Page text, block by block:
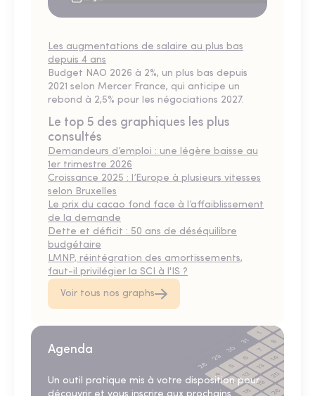
Les augmentations de salaire au plus bas
depuis 4 ans
Budget NAO 2026 à 2%, un plus bas depuis
2021 selon Mercer France, qui anticipe un
rebond à 2,5% pour les négociations 2027.
Le top 5 des graphiques les plus
consultés
Demandeurs d’emploi : une légère baisse au
1er trimestre 2026
Croissance 2025 : l’Europe à plusieurs vitesses
selon Bruxelles
Le prix du cacao fond face à l’affaiblissement
de la demande
Dette et déficit : 50 ans de déséquilibre
budgétaire
LMNP, réintégration des amortissements,
faut-il privilégier la SCI à l'IS ?
Voir tous nos graphs
Agenda
Un outil pratique mis à votre disposition pour